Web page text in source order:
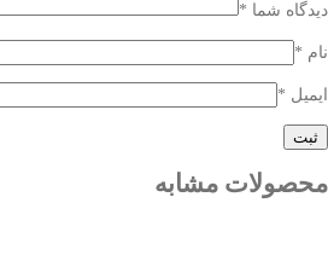
دیدگاه شما *
نام *
ایمیل *
محصولات مشابه